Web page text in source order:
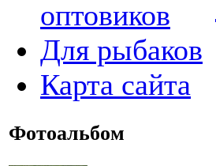
оптовиков
Для рыбаков
Карта сайта
Фотоальбом